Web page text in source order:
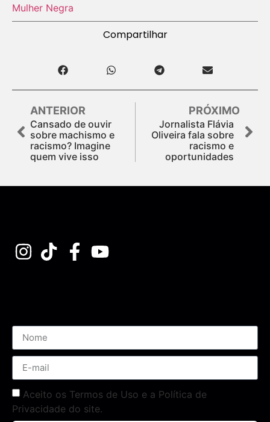
Mulher Negra
Compartilhar
ANTERIOR
Cansado de ouvir
sobre machismo e
racismo? Imagine
quem vive isso
PRÓXIMO
Jornalista Flávia
Oliveira fala sobre
racismo e
oportunidades
Aceito os Termos de Uso e a Política de
Privacidade do site.